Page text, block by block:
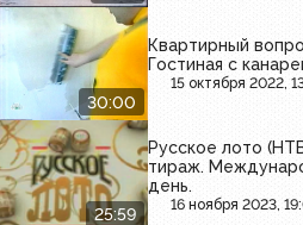
30:00
Квартирный
Гостиная с
15 октября 2022,
25:59
Русское лото
тираж.
день.
16 ноября 2023,